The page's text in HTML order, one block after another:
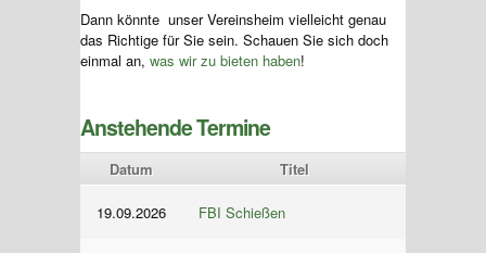
Dann könnte unser Vereinsheim vielleicht genau
das Richtige für Sie sein. Schauen Sie sich doch
einmal an, was wir zu bieten haben!
Anstehende Termine
Datum Titel
19.09.2026 FBI Schießen